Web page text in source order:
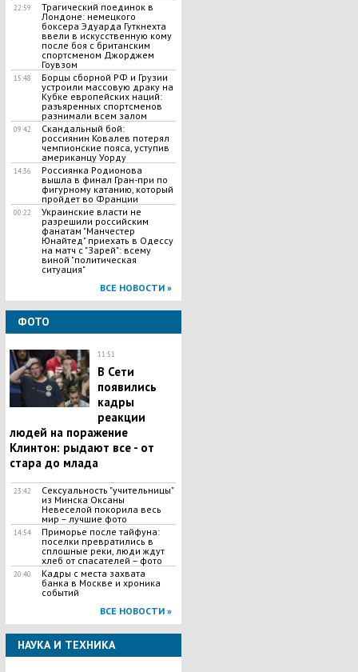
22:59
​Трагический поединок в
Лондоне: немецкого
боксера Эдуарда Гуткнехта
ввели в искусственную кому
после боя с британским
спортсменом Джорджем
Гоувзом
15:48
Борцы сборной РФ и Грузии
устроили массовую драку на
Кубке европейских наций:
разъяренных спортсменов
разнимали всем залом
09:42
Скандальный бой:
россиянин Ковалев потерял
чемпионские пояса, уступив
американцу Уорду
14:36
Россиянка Родионова
вышла в финал Гран-при по
фигурному катанию, который
пройдет во Франции
00:22
Украинские власти не
разрешили российским
фанатам "Манчестер
Юнайтед" приехать в Одессу
на матч с "Зарей": всему
виной "политическая
ситуация"
ВСЕ НОВОСТИ »
ФОТО
11:51
В Сети
появились
кадры
реакции
людей на поражение
Клинтон: рыдают все - от
стара до млада
23:42
Сексуальность "учительницы"
из Минска Оксаны
Невеселой покорила весь
мир – лучшие фото
14:54
Приморье после тайфуна:
поселки превратились в
сплошные реки, люди ждут
хлеб от спасателей – фото
20:40
Кадры с места захвата
банка в Москве и хроника
событий
ВСЕ НОВОСТИ »
НАУКА И ТЕХНИКА